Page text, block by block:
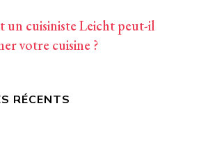
un cuisiniste Leicht peut-il
votre cuisine ?
RÉCENTS